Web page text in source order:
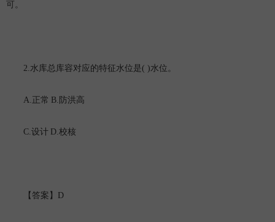
可。
2.水库总库容对应的特征水位是( )水位。
A.正常 B. 防洪高
C.设计 D.校核
【答案】 D